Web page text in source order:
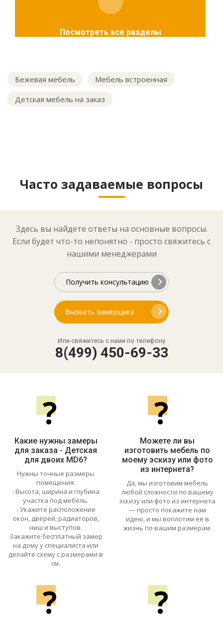
Посмотреть все разделы
Бежевая мебель
Мебель встроенная
Детская мебель на заказ
Часто задаваемые вопросы
Здесь вы найдете ответы на основные вопросы.
Если будет что-то непонятно - просто свяжитесь с
нашими менеджерами
Получить консультацию
Вызвать замерщика
Или свяжитесь с нами по телефону
8(499) 450-69-33
?
Какие нужны замеры
для заказа - Детская
для двоих MD6?
Нужны точные размеры
помещения:
- Высота, ширина и глубина
участка под мебель.
- Укажите расположение
окон, дверей, радиаторов,
ниш и выступов.
Закажите бесплатный замер
на дому у специалиста или
делайте схему с размерами в
см.
?
Можете ли вы
изготовить мебель по
моему эскизу или фото
из интернета?
Да, мы изготовим мебель
любой сложности по вашему
эскизу или фото из интернета
— просто покажите нам
идею, и мы воплотим её в
жизнь по вашим размерам.
? ?